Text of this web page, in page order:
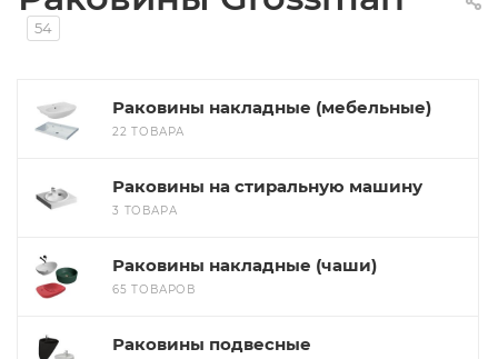
54
Раковины накладные (мебельные)
22 ТОВАРА
Раковины на стиральную машину
3 ТОВАРА
Раковины накладные (чаши)
65 ТОВАРОВ
Раковины подвесные